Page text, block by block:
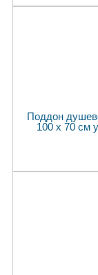
Поддон
100 x 70 см